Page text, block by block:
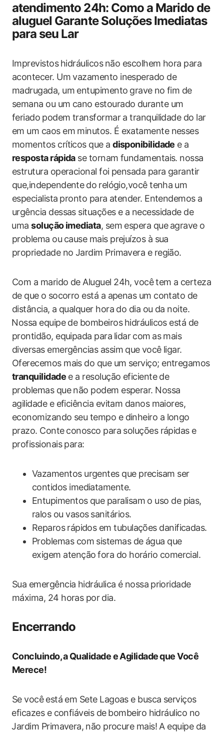
atendimento 24h: Como a Marido​ de
aluguel Garante Soluções Imediatas
para seu Lar
Imprevistos⁤ hidráulicos⁣ não escolhem hora para
acontecer. Um‍ vazamento‍ inesperado de
madrugada,‌ um entupimento⁢ grave⁣ no fim de
‌semana ou ‍um cano ‍estourado durante um⁣
feriado⁣ podem ​transformar a tranquilidade ​do lar
em um caos‌ em minutos. É exatamente‍ nesses
momentos críticos que adisponibilidade e⁤ a⁤
resposta rápidase tornam fundamentais.​ nossa
estrutura operacional foi pensada‌ para garantir
que,independente⁣ do⁢ relógio,você tenha ⁢um⁣
especialista ⁤pronto para‌ atender. Entendemos​ a
urgência dessas situações e ​a necessidade ‌de
⁤umasolução imediata, sem espera que ⁣agrave o
problema ou⁢ cause mais prejuízos à sua
propriedade no Jardim ​Primavera‌ e ‍região.
Com‍ a marido de Aluguel‌ 24h, você⁤ tem a certeza
de que o⁢ socorro está a‍ apenas ‌um contato de
distância, a qualquer​ hora​ do dia ou da noite.
⁢Nossa equipe​ de bombeiros⁤ hidráulicos está de
prontidão, equipada para ⁢lidar⁢ com⁤ as⁣ mais
‍diversas emergências ‌assim que⁤ você ligar.
Oferecemos ​mais do que um serviço; ‌entregamos
tranquilidade‍e​ a resolução eficiente de
problemas que não podem esperar. Nossa‍
agilidade e ‍eficiência evitam danos maiores,
economizando seu tempo‍ e dinheiro a longo
prazo. Conte⁢ conosco para soluções rápidas‌ e⁣
profissionais para:
Vazamentos ‍urgentes que precisam ser
contidos‌ imediatamente.
Entupimentos que paralisam o uso de ‌pias,
ralos ou vasos ⁤sanitários.
Reparos ⁣rápidos em tubulações danificadas.
Problemas com‌ sistemas de‍ água que​
exigem atenção⁢ fora ​do horário comercial.
Sua emergência ‍hidráulica é nossa⁢ prioridade
máxima, 24 horas por⁣ dia.
Encerrando
Concluindo,⁤ a Qualidade e Agilidade⁤ que Você
Merece!
Se você ⁣está em Sete Lagoas e busca serviços
⁢eficazes‍ e confiáveis de⁣ bombeiro hidráulico no
⁢Jardim Primavera,⁣ não‍ procure mais! A equipe da